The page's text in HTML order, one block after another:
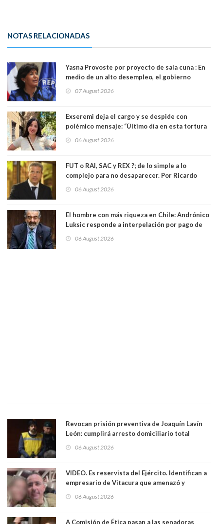
NOTAS RELACIONADAS
Yasna Provoste por proyecto de sala cuna : En
medio de un alto desempleo, el gobierno
07 August 2026
Exseremi deja el cargo y se despide con
polémico mensaje: “Último día en esta tortura
06 August 2026
FUT o RAI, SAC y REX ?; de lo simple a lo
complejo para no desaparecer. Por Ricardo
06 August 2026
El hombre con más riqueza en Chile: Andrónico
Luksic responde a interpelación por pago de
día que me muera”
06 August 2026
Revocan prisión preventiva de Joaquín Lavín
León: cumplirá arresto domiciliario total
06 August 2026
VIDEO. Es reservista del Ejército. Identifican a
empresario de Vitacura que amenazó y
al "ring raja". Se trata de Andrés Arrieta y la
06 August 2026
A Comisión de Ética pasan a las senadoras